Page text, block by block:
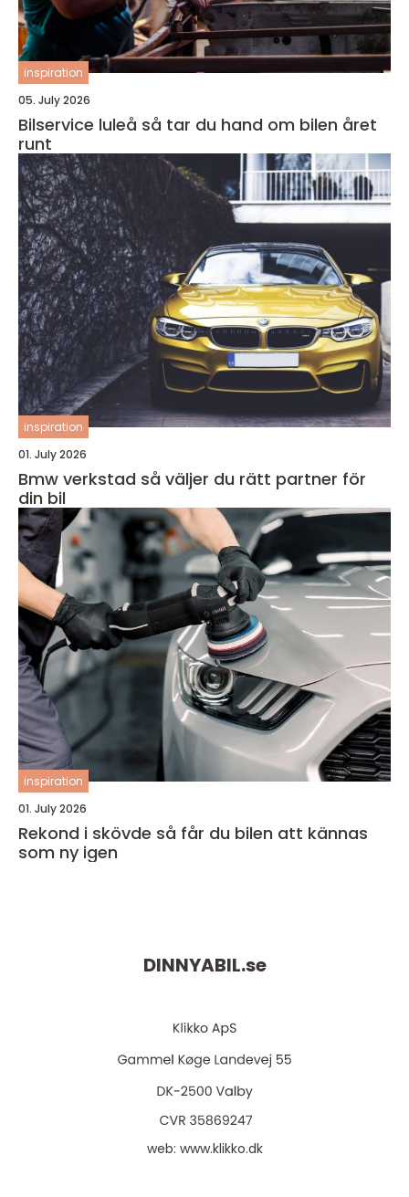
inspiration
05. July 2026
Bilservice luleå så tar du hand om bilen året
runt
inspiration
01. July 2026
Bmw verkstad så väljer du rätt partner för
din bil
inspiration
01. July 2026
Rekond i skövde så får du bilen att kännas
som ny igen
DINNYABIL.se
web: www.klikko.dk